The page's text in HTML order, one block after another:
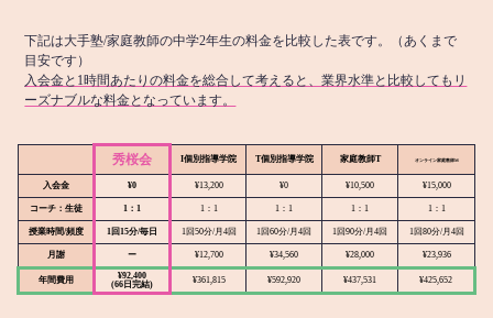
下記は大手塾/家庭教師の中学2年生の料金を比較した表です。（あくまで
目安です）
入会金と1時間あたりの料金を総合して考えると、業界水準と比較してもリ
ーズナブルな料金となっています。
秀桜会 I個別指導学院 T個別指導学院 家庭教師T オンライン家庭教師M
入会金 ¥0 ¥13,200 ¥0 ¥10,500 ¥15,000
コーチ：生徒 1：1 1：1 1：1 1：1 1：1
授業時間/頻度 1回15分/毎日 1回50分/月4回 1回60分/月4回 1回90分/月4回 1回80分/月4回
月謝 ー ¥12,700 ¥34,560 ¥28,000 ¥23,936
年間費用
¥92,400
(66日完結)
¥361,815 ¥592,920 ¥437,531 ¥425,652